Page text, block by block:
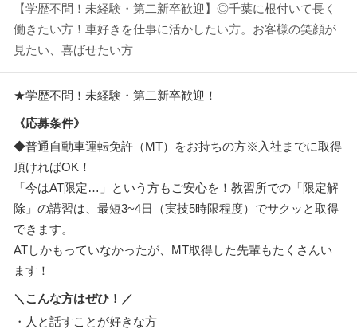
【学歴不問！未経験・第二新卒歓迎】◎千葉に根付いて長く
働きたい方！車好きを仕事に活かしたい方。お客様の笑顔が
見たい、喜ばせたい方
★学歴不問！未経験・第二新卒歓迎！
《応募条件》
◆普通自動車運転免許（MT）をお持ちの方※入社までに取得
頂ければOK！
「今はAT限定…」という方もご安心を！教習所での「限定解
除」の講習は、最短3~4日（実技5時限程度）でサクッと取得
できます。
ATしかもっていなかったが、MT取得した先輩もたくさんい
ます！
＼こんな方はぜひ！／
・人と話すことが好きな方